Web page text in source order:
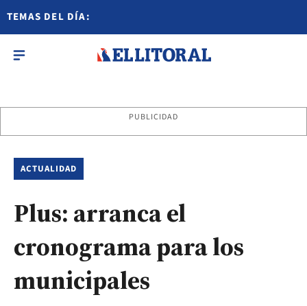
TEMAS DEL DÍA:
PUBLICIDAD
ACTUALIDAD
Plus: arranca el
cronograma para los
municipales